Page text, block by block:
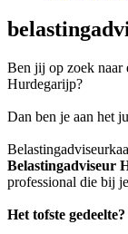
Ben jij op zoek naar
Hurdegarijp?
Dan ben je aan het
Belastingadviseur
professional die bij
Het tofste gedeelte?